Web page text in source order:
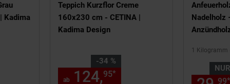
Kadima
€ Sternchen Fußnote,
Teppich Kurzflor Creme
160x230 cm - CETINA |
Kadima Design
-34 %
Sie Sparen 34 Prozent,
ab 124,95* €
Nadelholz
1 Kilogramm
NUR
99*